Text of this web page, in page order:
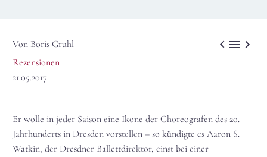
  
Von Boris Gruhl
Rezensionen
21.05.2017
Er wolle in jeder Saison eine Ikone der Choreografen des 20.
Jahrhunderts in Dresden vorstellen – so kündigte es Aaron S.
Watkin, der Dresdner Ballettdirektor, einst bei einer